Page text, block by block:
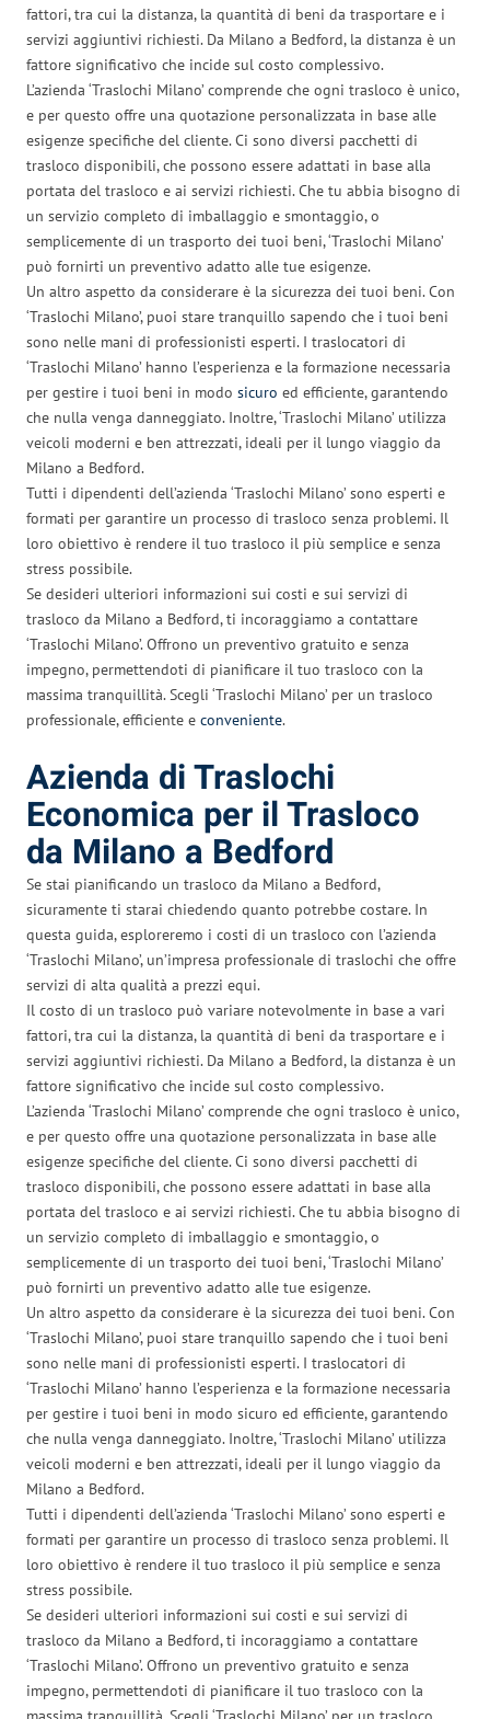
fattori, tra cui la distanza, la quantità di beni da trasportare e i
servizi aggiuntivi richiesti. Da Milano a Bedford, la distanza è un
fattore significativo che incide sul costo complessivo.
L’azienda ‘Traslochi Milano’ comprende che ogni trasloco è unico,
e per questo offre una quotazione personalizzata in base alle
esigenze specifiche del cliente. Ci sono diversi pacchetti di
trasloco disponibili, che possono essere adattati in base alla
portata del trasloco e ai servizi richiesti. Che tu abbia bisogno di
un servizio completo di imballaggio e smontaggio, o
semplicemente di un trasporto dei tuoi beni, ‘Traslochi Milano’
può fornirti un preventivo adatto alle tue esigenze.
Un altro aspetto da considerare è la sicurezza dei tuoi beni. Con
‘Traslochi Milano’, puoi stare tranquillo sapendo che i tuoi beni
sono nelle mani di professionisti esperti. I traslocatori di
‘Traslochi Milano’ hanno l’esperienza e la formazione necessaria
per gestire i tuoi beni in modo sicuro ed efficiente, garantendo
che nulla venga danneggiato. Inoltre, ‘Traslochi Milano’ utilizza
veicoli moderni e ben attrezzati, ideali per il lungo viaggio da
Milano a Bedford.
Tutti i dipendenti dell’azienda ‘Traslochi Milano’ sono esperti e
formati per garantire un processo di trasloco senza problemi. Il
loro obiettivo è rendere il tuo trasloco il più semplice e senza
stress possibile.
Se desideri ulteriori informazioni sui costi e sui servizi di
trasloco da Milano a Bedford, ti incoraggiamo a contattare
‘Traslochi Milano’. Offrono un preventivo gratuito e senza
impegno, permettendoti di pianificare il tuo trasloco con la
massima tranquillità. Scegli ‘Traslochi Milano’ per un trasloco
professionale, efficiente e conveniente.
Azienda di Traslochi
Economica per il Trasloco
da Milano a Bedford
Se stai pianificando un trasloco da Milano a Bedford,
sicuramente ti starai chiedendo quanto potrebbe costare. In
questa guida, esploreremo i costi di un trasloco con l’azienda
‘Traslochi Milano’, un’impresa professionale di traslochi che offre
servizi di alta qualità a prezzi equi.
Il costo di un trasloco può variare notevolmente in base a vari
fattori, tra cui la distanza, la quantità di beni da trasportare e i
servizi aggiuntivi richiesti. Da Milano a Bedford, la distanza è un
fattore significativo che incide sul costo complessivo.
L’azienda ‘Traslochi Milano’ comprende che ogni trasloco è unico,
e per questo offre una quotazione personalizzata in base alle
esigenze specifiche del cliente. Ci sono diversi pacchetti di
trasloco disponibili, che possono essere adattati in base alla
portata del trasloco e ai servizi richiesti. Che tu abbia bisogno di
un servizio completo di imballaggio e smontaggio, o
semplicemente di un trasporto dei tuoi beni, ‘Traslochi Milano’
può fornirti un preventivo adatto alle tue esigenze.
Un altro aspetto da considerare è la sicurezza dei tuoi beni. Con
‘Traslochi Milano’, puoi stare tranquillo sapendo che i tuoi beni
sono nelle mani di professionisti esperti. I traslocatori di
‘Traslochi Milano’ hanno l’esperienza e la formazione necessaria
per gestire i tuoi beni in modo sicuro ed efficiente, garantendo
che nulla venga danneggiato. Inoltre, ‘Traslochi Milano’ utilizza
veicoli moderni e ben attrezzati, ideali per il lungo viaggio da
Milano a Bedford.
Tutti i dipendenti dell’azienda ‘Traslochi Milano’ sono esperti e
formati per garantire un processo di trasloco senza problemi. Il
loro obiettivo è rendere il tuo trasloco il più semplice e senza
stress possibile.
Se desideri ulteriori informazioni sui costi e sui servizi di
trasloco da Milano a Bedford, ti incoraggiamo a contattare
‘Traslochi Milano’. Offrono un preventivo gratuito e senza
impegno, permettendoti di pianificare il tuo trasloco con la